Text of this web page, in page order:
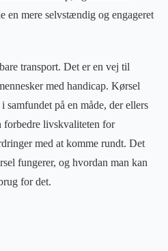
en mere selvstændig og engageret
transport. Det er en vej til
med handicap. Kørsel
samfundet på en måde, der ellers
livskvaliteten for
med at komme rundt. Det
fungerer, og hvordan man kan
for det.